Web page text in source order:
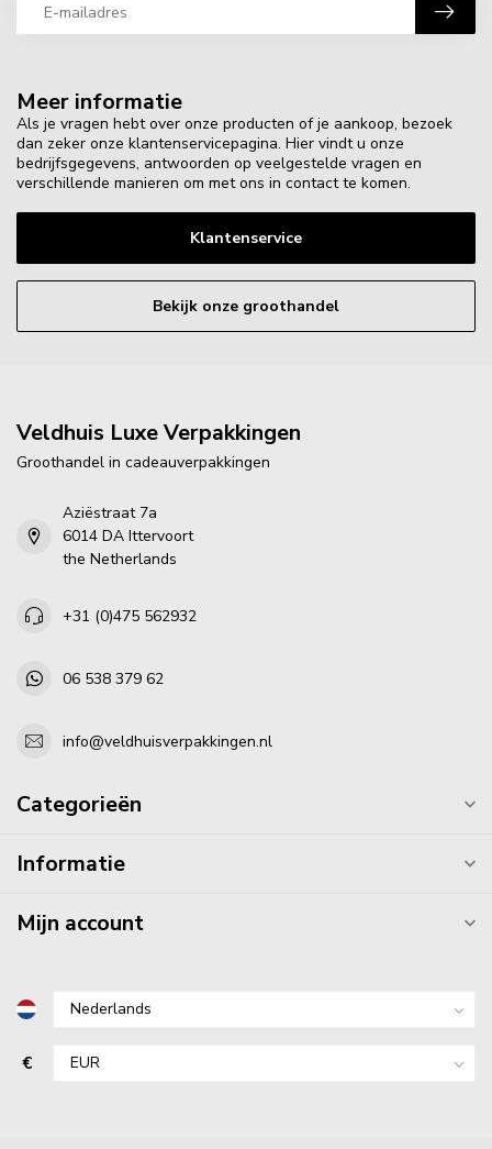
Meer informatie
Als je vragen hebt over onze producten of je aankoop, bezoek
dan zeker onze klantenservicepagina. Hier vindt u onze
bedrijfsgegevens, antwoorden op veelgestelde vragen en
verschillende manieren om met ons in contact te komen.
Klantenservice
Bekijk onze groothandel
Veldhuis Luxe Verpakkingen
Groothandel in cadeauverpakkingen
Aziëstraat 7a
6014 DA Ittervoort
the Netherlands
+31 (0)475 562932
06 538 379 62
info@veldhuisverpakkingen.nl
Categorieën
Informatie
Mijn account
€